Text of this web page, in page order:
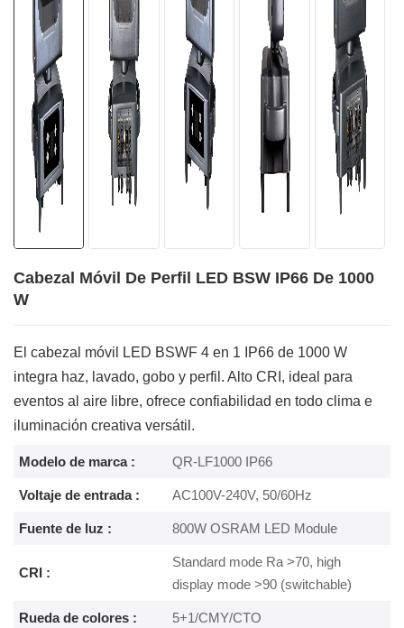
Cabezal Móvil De Perfil LED BSW IP66 De 1000
W
El cabezal móvil LED BSWF 4 en 1 IP66 de 1000 W
integra haz, lavado, gobo y perfil. Alto CRI, ideal para
eventos al aire libre, ofrece confiabilidad en todo clima e
iluminación creativa versátil.
Modelo de marca : QR-LF1000 IP66
Voltaje de entrada : AC100V-240V, 50/60Hz
Fuente de luz : 800W OSRAM LED Module
CRI :
Standard mode Ra >70, high
display mode >90 (switchable)
Rueda de colores : 5+1/CMY/CTO